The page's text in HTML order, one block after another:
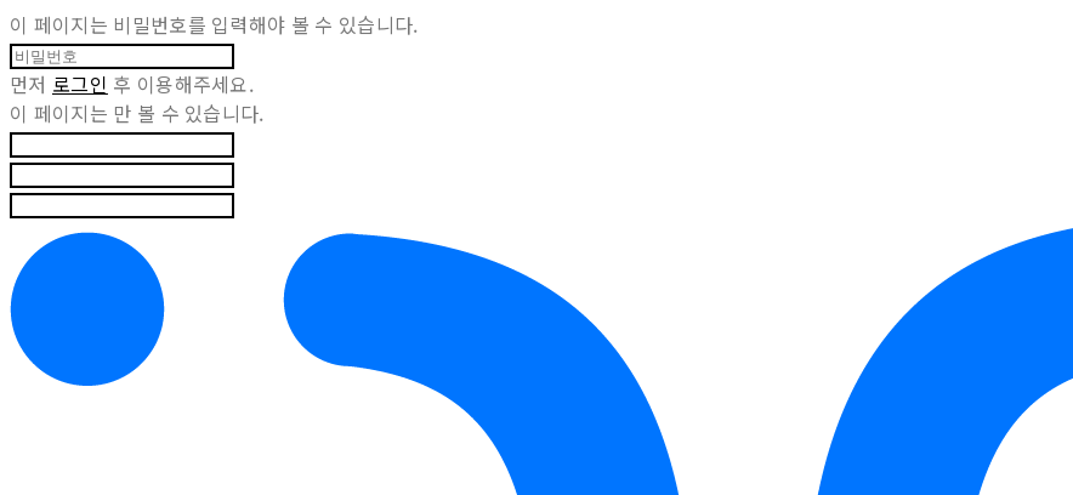
이 페이지는 비밀번호를 입력해야 볼 수 있습니다.
먼저 로그인 후 이용해주세요.
이 페이지는 만 볼 수 있습니다.